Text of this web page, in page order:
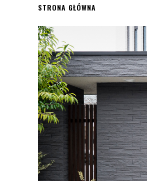
STRONA GŁÓWNA